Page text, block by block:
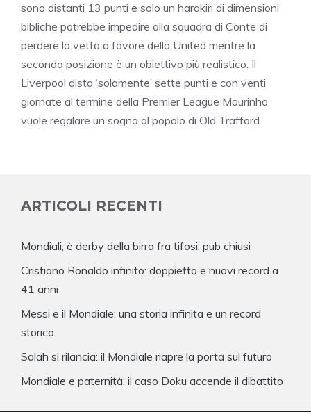
sono distanti 13 punti e solo un harakiri di dimensioni
bibliche potrebbe impedire alla squadra di Conte di
perdere la vetta a favore dello United mentre la
seconda posizione è un obiettivo più realistico. Il
Liverpool dista ‘solamente’ sette punti e con venti
giornate al termine della Premier League Mourinho
vuole regalare un sogno al popolo di Old Trafford.
ARTICOLI RECENTI
Mondiali, è derby della birra fra tifosi: pub chiusi
Cristiano Ronaldo infinito: doppietta e nuovi record a
41 anni
Messi e il Mondiale: una storia infinita e un record
storico
Salah si rilancia: il Mondiale riapre la porta sul futuro
Mondiale e paternità: il caso Doku accende il dibattito